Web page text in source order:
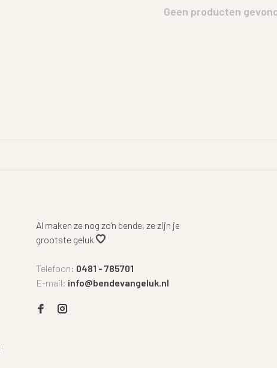
Geen producten
Al maken ze nog zo'n bende, ze zijn je
grootste geluk
Telefoon: 0481 - 785701
E-mail: info@bendevangeluk.nl